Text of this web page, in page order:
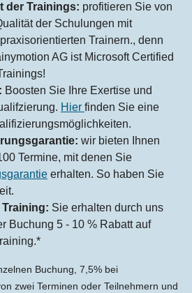
der Trainings: profitieren Sie von
der Schulungen mit
Trainern., denn
AG ist Microsoft Certified
Boosten Sie Ihre Exertise und
Hier finden Sie eine
wir bieten Ihnen
Termine, mit denen Sie
erhalten. So haben Sie
Training: Sie erhalten durch uns
Buchung 5 - 10 % Rabatt auf
Buchung, 7,5% bei
zwei Terminen oder Teilnehmern und